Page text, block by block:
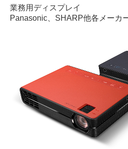
業務用ディスプレイ
Panasonic、SHARP他各メーカ